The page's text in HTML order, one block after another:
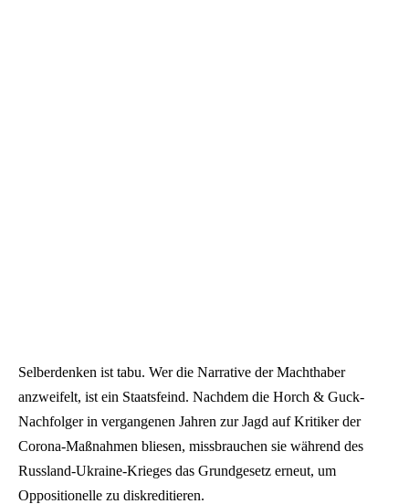
Selberdenken ist tabu. Wer die Narrative der Machthaber
anzweifelt, ist ein Staatsfeind. Nachdem die Horch & Guck-
Nachfolger in vergangenen Jahren zur Jagd auf Kritiker der
Corona-Maßnahmen bliesen, missbrauchen sie während des
Russland-Ukraine-Krieges das Grundgesetz erneut, um
Oppositionelle zu diskreditieren.